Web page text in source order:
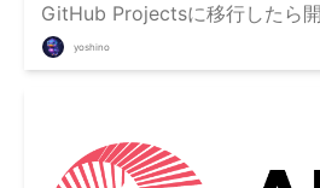
GitHub Projectsに移行したら
yoshino